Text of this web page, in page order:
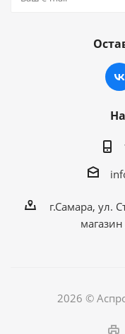
г.Самара, ул.
2026 ©